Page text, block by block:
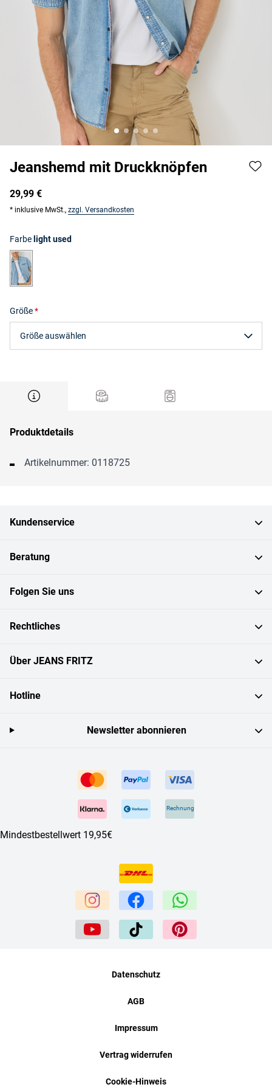
Jeanshemd mit Druckknöpfen
29,99 €
* inklusive MwSt., zzgl. Versandkosten
Farbelight used
light used
Größe
Größe auswählen
Produktdetails
Artikelnummer: 0118725
Kundenservice
Beratung
Folgen Sie uns
Rechtliches
Über JEANS FRITZ
Hotline
Rechnung
Mindestbestellwert 19,95€
Newsletter abonnieren
Datenschutz
AGB
Impressum
Vertrag widerrufen
Cookie-Hinweis